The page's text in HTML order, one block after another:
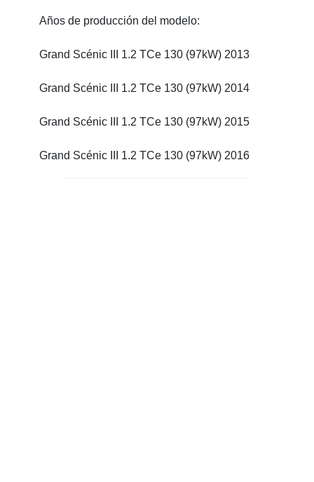
Años de producción del modelo:
Grand Scénic III 1.2 TCe 130 (97kW) 2013
Grand Scénic III 1.2 TCe 130 (97kW) 2014
Grand Scénic III 1.2 TCe 130 (97kW) 2015
Grand Scénic III 1.2 TCe 130 (97kW) 2016